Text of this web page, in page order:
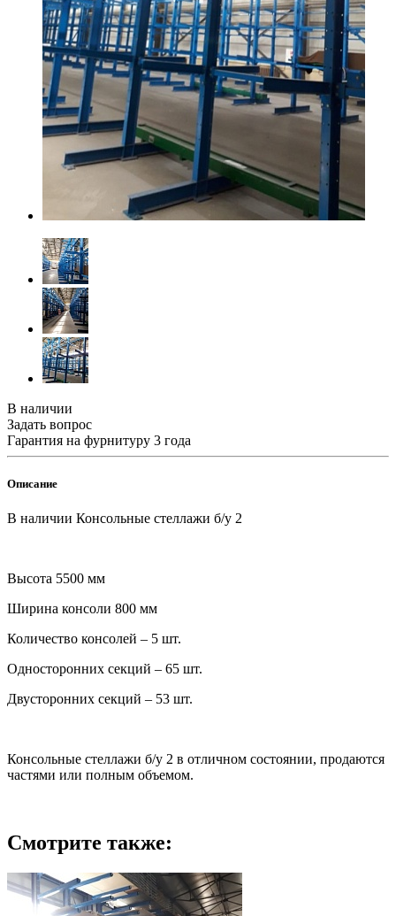
В наличии
Задать вопрос
Гарантия на фурнитуру 3 года
Описание
В наличии Консольные стеллажи б/у 2
Высота 5500 мм
Ширина консоли 800 мм
Количество консолей – 5 шт.
Односторонних секций – 65 шт.
Двусторонних секций – 53 шт.
Консольные стеллажи б/у 2 в отличном состоянии, продаются
частями или полным объемом.
Смотрите также: